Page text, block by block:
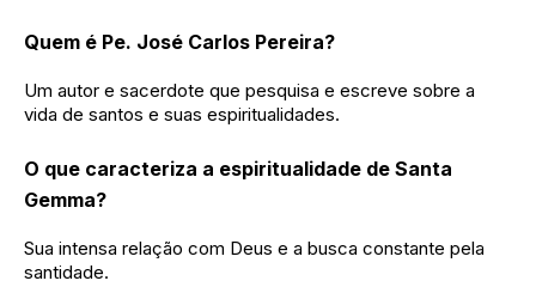
Quem é Pe. José Carlos Pereira?
Um autor e sacerdote que pesquisa e escreve sobre a
vida de santos e suas espiritualidades.
O que caracteriza a espiritualidade de Santa
Gemma?
Sua intensa relação com Deus e a busca constante pela
santidade.